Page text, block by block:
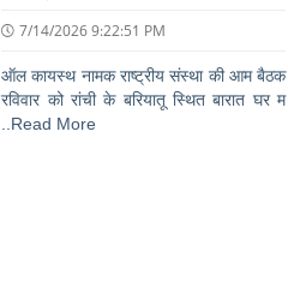
7/14/2026 9:22:51 PM
ऑल कायस्थ नामक राष्ट्रीय संस्था की आम बैठक
रविवार को रांची के बरियातू स्थित बारात घर म
..Read More